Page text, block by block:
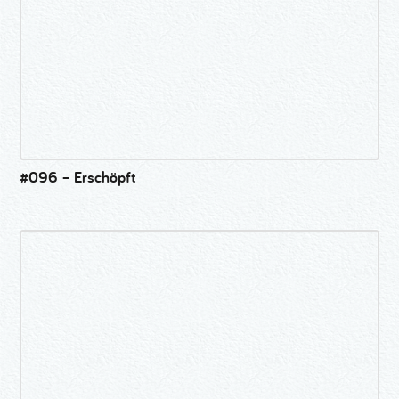
#096 – Erschöpft